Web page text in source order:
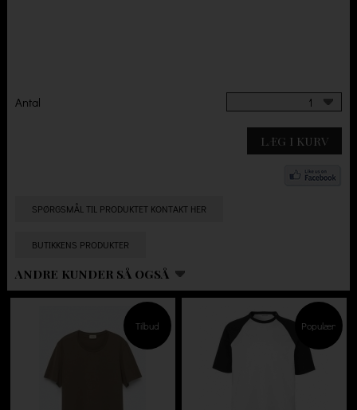
Antal 1
LÆG I KURV
SPØRGSMÅL TIL PRODUKTET KONTAKT HER
BUTIKKENS PRODUKTER
ANDRE KUNDER SÅ OGSÅ
Tilbud Populær